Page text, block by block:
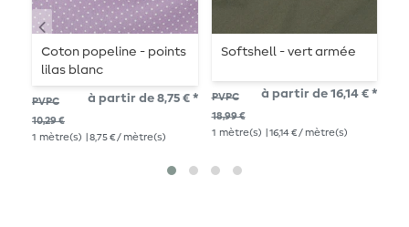
Coton popeline - points
lilas blanc
PVPC
10,29 €
à partir de 8,75 € *
1 mètre(s) | 8,75 € / mètre(s)
Softshell - vert armée
PVPC
18,99 €
à partir de 16,14 € *
1 mètre(s) | 16,14 € / mètre(s)